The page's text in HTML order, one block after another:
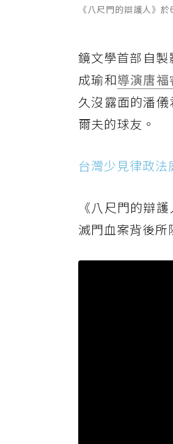
《八尺門的辯護人》
鏡文學首部自製
成瑜和導演唐福
久沒露面的潘
爾夫的球友。
台灣少見律政
《八尺門的辯
滅門血案背後所